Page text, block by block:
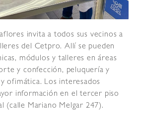
invita a todos sus vecinos a
del Cetpro. Allí se pueden
módulos y talleres en áreas
y confección, peluquería y
ofimática. Los interesados
información en el tercer piso
(calle Mariano Melgar 247).